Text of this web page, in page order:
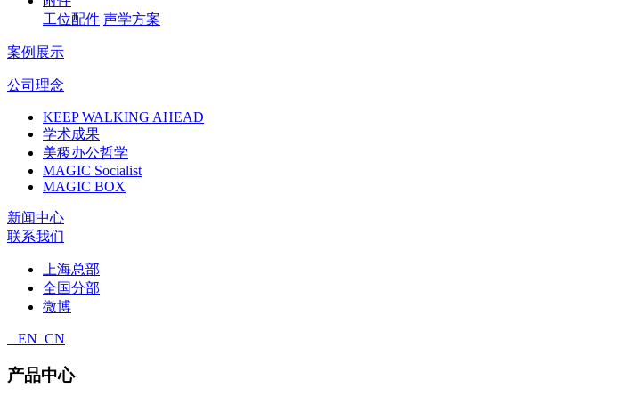
工位配件 声学方案
案例展示
公司理念
KEEP WALKING AHEAD
学术成果
美稷办公哲学
MAGIC Socialist
MAGIC BOX
新闻中心
联系我们
上海总部
全国分部
微博
EN CN
产品中心